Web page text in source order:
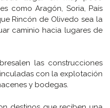
como Aragón, Soria, País
Rincón de Olivedo sea la
caminio hacia lugares de
las construcciones
con la explotación
y bodegas.